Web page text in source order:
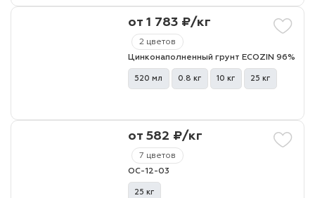
2 цветов
от 1 783 ₽/кг
Цинконаполненный грунт ECOZIN 96%
520 мл 0.8 кг 10 кг 25 кг
7 цветов
от 582 ₽/кг
ОС-12-03
25 кг